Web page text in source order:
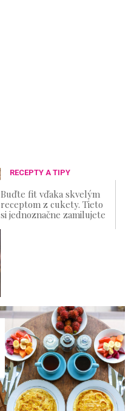
RECEPTY A TIPY
Buďte fit vďaka skvelým
receptom z cukety. Tieto
si jednoznačne zamilujete